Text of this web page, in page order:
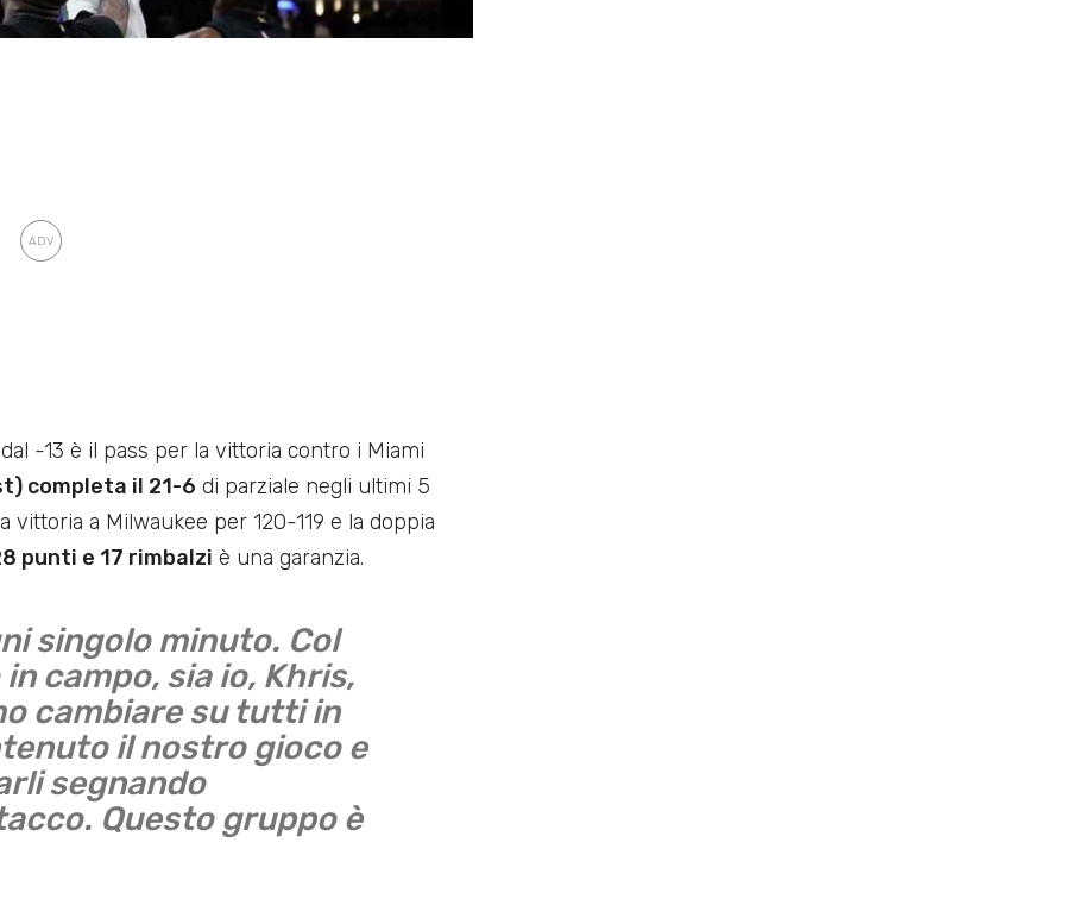
-13 è il pass per la vittoria contro i Miami
completa il 21-6 di parziale negli ultimi 5
a Milwaukee per 120-119 e la doppia
punti e 17 rimbalzi è una garanzia.
singolo minuto. Col
campo, sia io, Khris,
cambiare su tutti in
il nostro gioco e
segnando
Questo gruppo è